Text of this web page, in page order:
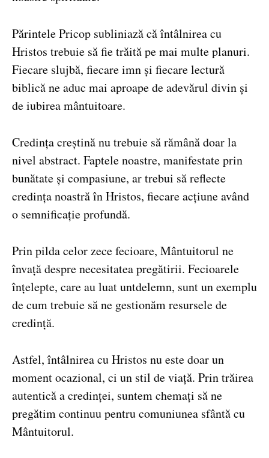
Părintele Pricop subliniază că întâlnirea cu
Hristos trebuie să fie trăită pe mai multe planuri.
Fiecare slujbă, fiecare imn și fiecare lectură
biblică ne aduc mai aproape de adevărul divin și
de iubirea mântuitoare.
Credința creștină nu trebuie să rămână doar la
nivel abstract. Faptele noastre, manifestate prin
bunătate și compasiune, ar trebui să reflecte
credința noastră în Hristos, fiecare acțiune având
o semnificație profundă.
Prin pilda celor zece fecioare, Mântuitorul ne
învață despre necesitatea pregătirii. Fecioarele
înțelepte, care au luat untdelemn, sunt un exemplu
de cum trebuie să ne gestionăm resursele de
credință.
Astfel, întâlnirea cu Hristos nu este doar un
moment ocazional, ci un stil de viață. Prin trăirea
autentică a credinței, suntem chemați să ne
pregătim continuu pentru comuniunea sfântă cu
Mântuitorul.